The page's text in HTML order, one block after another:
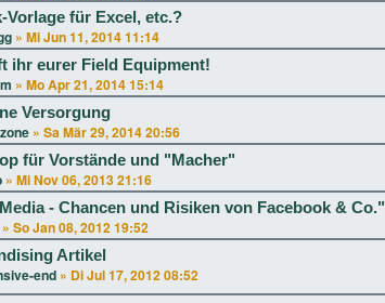
Vorlage für Excel, etc.?
» Mi Jun 11, 2014 11:14
ihr eurer Field Equipment!
» Mo Apr 21, 2014 15:14
Versorgung
» Sa Mär 29, 2014 20:56
für Vorstände und "Macher"
» Mi Nov 06, 2013 21:16
- Chancen und Risiken von Facebook & Co."
» So Jan 08, 2012 19:52
Artikel
end » Di Jul 17, 2012 08:52